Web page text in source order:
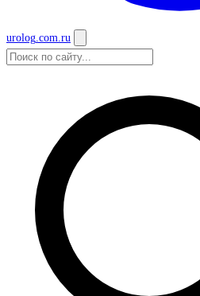
urolog.com.ru